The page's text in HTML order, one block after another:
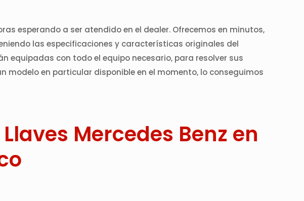
esperando a ser atendido en el dealer. Ofrecemos en minutos,
las especificaciones y características originales del
equipadas con todo el equipo necesario, para resolver sus
modelo en particular disponible en el momento, lo conseguimos
Mercedes Benz en